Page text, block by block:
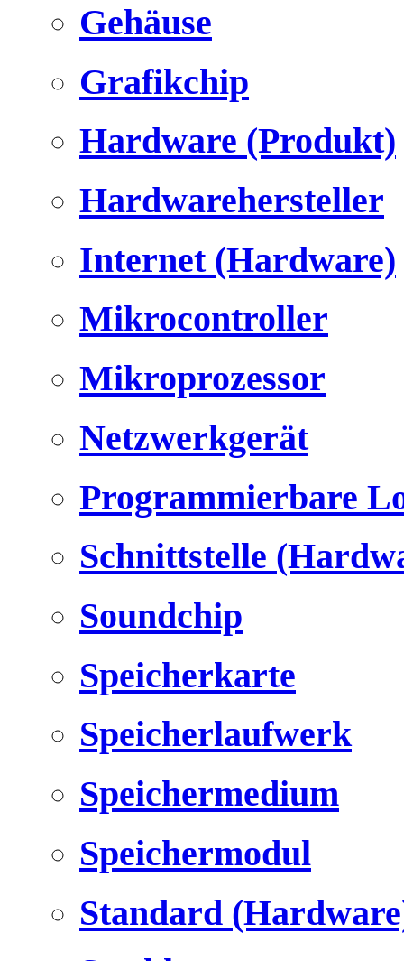
Gehäuse
Grafikchip
Hardware (Produkt)
Hardwarehersteller
Internet (Hardware)
Mikrocontroller
Mikroprozessor
Netzwerkgerät
Programmierbare
Schnittstelle
Soundchip
Speicherkarte
Speicherlaufwerk
Speichermedium
Speichermodul
Standard